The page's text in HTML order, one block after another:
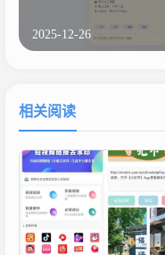
2025-12-26
相关阅读